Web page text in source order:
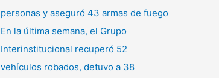
En la última semana, el Grupo
Interinstitucional recuperó 52
vehículos robados, detuvo a 38